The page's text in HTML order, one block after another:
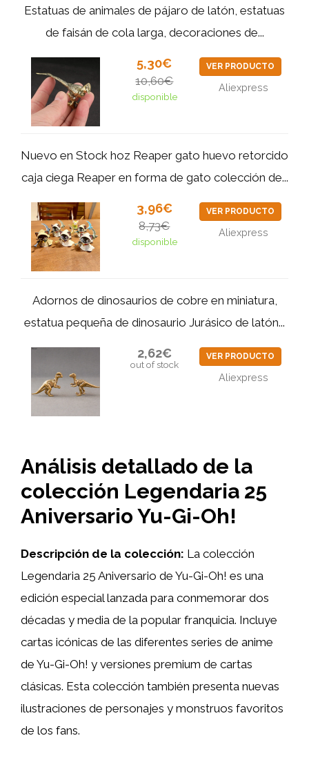
Estatuas de animales de pájaro de latón, estatuas
de faisán de cola larga, decoraciones de...
5,30€
10,60€
disponible
VER PRODUCTO
Aliexpress
Nuevo en Stock hoz Reaper gato huevo retorcido
caja ciega Reaper en forma de gato colección de...
3,96€
8,73€
disponible
VER PRODUCTO
Aliexpress
Adornos de dinosaurios de cobre en miniatura,
estatua pequeña de dinosaurio Jurásico de latón...
2,62€
out of stock
VER PRODUCTO
Aliexpress
Análisis detallado de la
colección Legendaria 25
Aniversario Yu-Gi-Oh!
Descripción de la colección: La colección
Legendaria 25 Aniversario de Yu-Gi-Oh! es una
edición especial lanzada para conmemorar dos
décadas y media de la popular franquicia. Incluye
cartas icónicas de las diferentes series de anime
de Yu-Gi-Oh! y versiones premium de cartas
clásicas. Esta colección también presenta nuevas
ilustraciones de personajes y monstruos favoritos
de los fans.